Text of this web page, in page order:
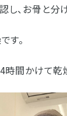
、お骨と分
す。
間かけて乾